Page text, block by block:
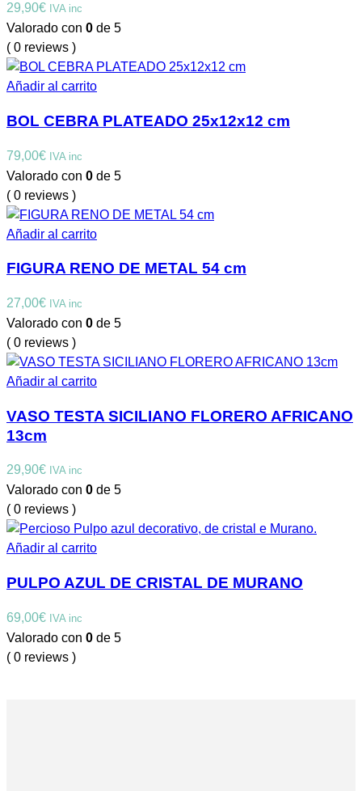
29,90€ IVA inc
Valorado con 0 de 5
( 0 reviews )
Añadir al carrito
BOL CEBRA PLATEADO 25x12x12 cm
79,00€ IVA inc
Valorado con 0 de 5
( 0 reviews )
Añadir al carrito
FIGURA RENO DE METAL 54 cm
27,00€ IVA inc
Valorado con 0 de 5
( 0 reviews )
Añadir al carrito
VASO TESTA SICILIANO FLORERO AFRICANO
13cm
29,90€ IVA inc
Valorado con 0 de 5
( 0 reviews )
Añadir al carrito
PULPO AZUL DE CRISTAL DE MURANO
69,00€ IVA inc
Valorado con 0 de 5
( 0 reviews )